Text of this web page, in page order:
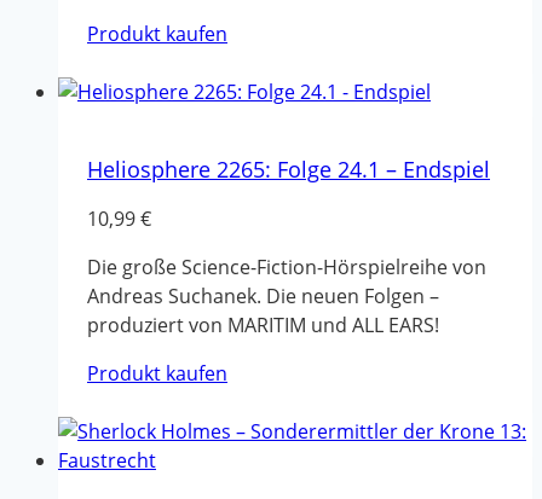
Produkt kaufen
Heliosphere 2265: Folge 24.1 – Endspiel
10,99€
Die große Science-Fiction-Hörspielreihe von
Andreas Suchanek. Die neuen Folgen –
produziert von MARITIM und ALL EARS!
Produkt kaufen